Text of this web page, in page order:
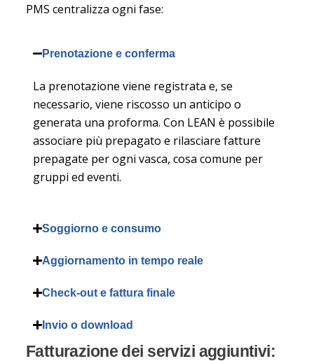
PMS centralizza ogni fase:
Prenotazione e conferma
La prenotazione viene registrata e, se
necessario, viene riscosso un anticipo o
generata una proforma. Con LEAN è possibile
associare più prepagato e rilasciare fatture
prepagate per ogni vasca, cosa comune per
gruppi ed eventi.
Soggiorno e consumo
Aggiornamento in tempo reale
Check-out e fattura finale
Invio o download
Fatturazione dei servizi aggiuntivi: